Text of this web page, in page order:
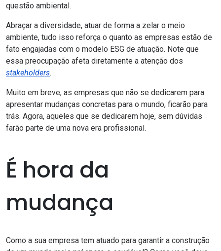
questão ambiental.
Abraçar a diversidade, atuar de forma a zelar o meio
ambiente, tudo isso reforça o quanto as empresas estão de
fato engajadas com o modelo ESG de atuação. Note que
essa preocupação afeta diretamente a atenção dos
stakeholders.
Muito em breve, as empresas que não se dedicarem para
apresentar mudanças concretas para o mundo, ficarão para
trás. Agora, aqueles que se dedicarem hoje, sem dúvidas
farão parte de uma nova era profissional.
É hora da
mudança
Como a sua empresa tem atuado para garantir a construção